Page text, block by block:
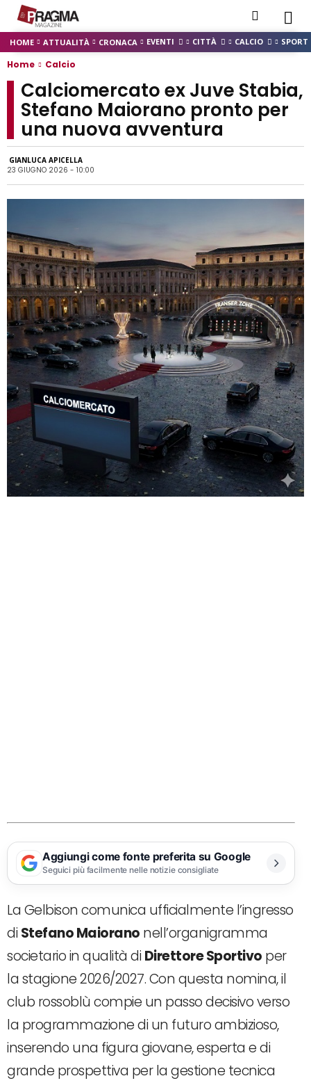
HOME ATTUALITÀ CRONACA EVENTI CITTÀ CALCIO SPORT
Home Calcio
Calciomercato ex Juve Stabia,
Stefano Maiorano pronto per
una nuova avventura
GIANLUCA APICELLA
23 GIUGNO 2026 - 10:00
Aggiungi come fonte preferita su Google
Seguici più facilmente nelle notizie consigliate
La Gelbison comunica ufficialmente l’ingresso
di Stefano Maiorano nell’organigramma
societario in qualità di Direttore Sportivo per
la stagione 2026/2027. Con questa nomina, il
club rossoblù compie un passo decisivo verso
la programmazione di un futuro ambizioso,
inserendo una figura giovane, esperta e di
grande prospettiva per la gestione tecnica